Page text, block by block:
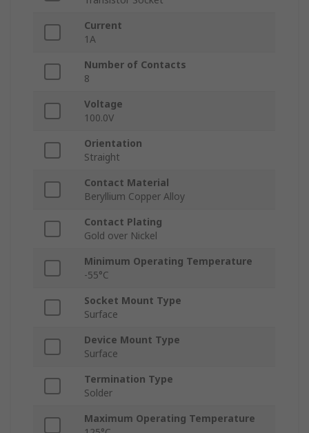
Current
1A
Number of Contacts
8
Voltage
100.0V
Orientation
Straight
Contact Material
Beryllium Copper Alloy
Contact Plating
Gold over Nickel
Minimum Operating Temperature
-55°C
Socket Mount Type
Surface
Device Mount Type
Surface
Termination Type
Solder
Maximum Operating Temperature